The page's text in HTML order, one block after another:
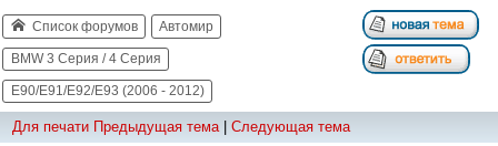
Список форумов Автомир
BMW 3 Серия / 4 Серия
E90/E91/E92/E93 (2006 - 2012)
Для печати Предыдущая тема| Следующая тема